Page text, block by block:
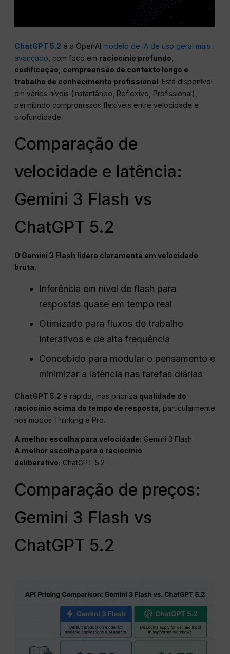
ChatGPT 5.2 é a OpenAI modelo de IA de uso geral mais
avançado , com foco em raciocínio profundo,
codificação, compreensão de contexto longo e
trabalho de conhecimento profissional. Está disponível
em vários níveis (Instantâneo, Reflexivo, Profissional),
permitindo compromissos flexíveis entre velocidade e
profundidade.
Comparação de
velocidade e latência:
Gemini 3 Flash vs
ChatGPT 5.2
O Gemini 3 Flash lidera claramente em velocidade
bruta.
Inferência em nível de flash para
respostas quase em tempo real
Otimizado para fluxos de trabalho
interativos e de alta frequência
Concebido para modular o pensamento e
minimizar a latência nas tarefas diárias
ChatGPT 5.2 é rápido, mas prioriza qualidade do
raciocínio acima do tempo de resposta , particularmente
nos modos Thinking e Pro.
A melhor escolha para velocidade: Gemini 3 Flash
A melhor escolha para o raciocínio
deliberativo: ChatGPT 5.2
Comparação de preços:
Gemini 3 Flash vs
ChatGPT 5.2